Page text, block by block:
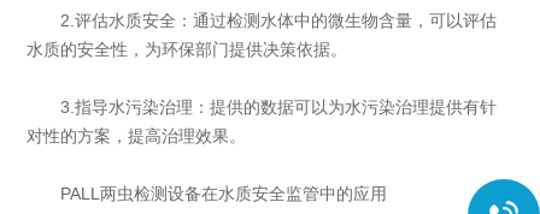
2.评估水质安全：通过检测水体中的微生物含量，可以评估
水质的安全性，为环保部门提供决策依据。
3.指导水污染治理：提供的数据可以为水污染治理提供有针
对性的方案，提高治理效果。
PALL两虫检测设备在水质安全监管中的应用